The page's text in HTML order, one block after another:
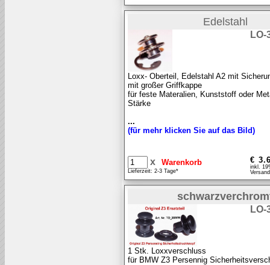
Edelstahl
LO-
Loxx- Oberteil, Edelstahl A2 mit
mit großer Griffkappe
für feste Materalien, Kunststoff oder
Stärke
...
(für mehr klicken Sie auf das Bild)
x
Lieferzeit: 2-3 Tage*
€
inkl.
LO-
1 Stk. Loxxverschluss
für BMW Z3 Persennig